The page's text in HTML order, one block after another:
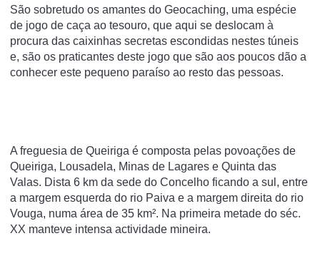
São sobretudo os amantes do Geocaching, uma espécie
de jogo de caça ao tesouro, que aqui se deslocam à
procura das caixinhas secretas escondidas nestes túneis
e, são os praticantes deste jogo que são aos poucos dão a
conhecer este pequeno paraíso ao resto das pessoas.
A freguesia de Queiriga é composta pelas povoações de
Queiriga, Lousadela, Minas de Lagares e Quinta das
Valas. Dista 6 km da sede do Concelho ficando a sul, entre
a margem esquerda do rio Paiva e a margem direita do rio
Vouga, numa área de 35 km². Na primeira metade do séc.
XX manteve intensa actividade mineira.